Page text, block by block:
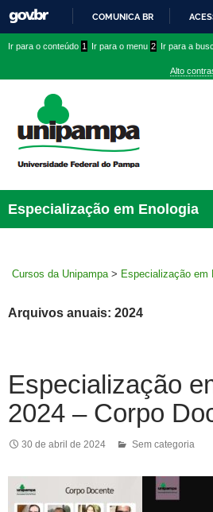
PARA
COMUNICA BR
conteúdo
menu
superior
menu
Ir para o conteúdo 1 Ir para o menu 2 Ir para a
Alto
Especialização em Enologia
Cursos da Unipampa > Especialização em
Arquivos anuais: 2024
Especialização
2024 – Corpo
30 de abril de 2024 Sem categoria